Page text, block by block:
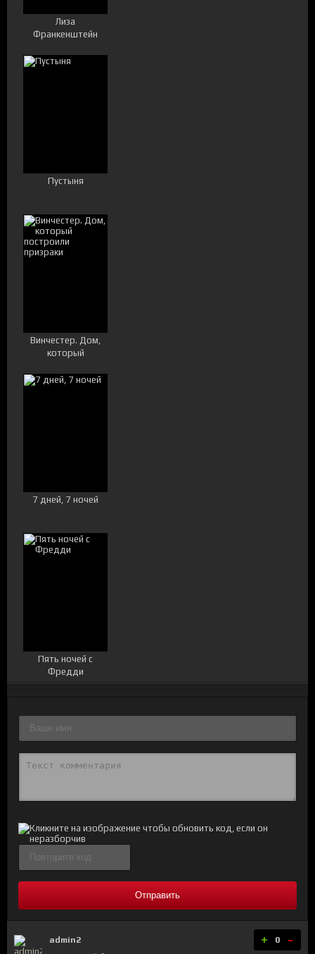
Лиза
Франкенштейн
Пустыня
Винчестер. Дом,
который
призраки
7 дней, 7 ночей
Пять ночей с
Фредди
Отправить
admin2 + 0 -